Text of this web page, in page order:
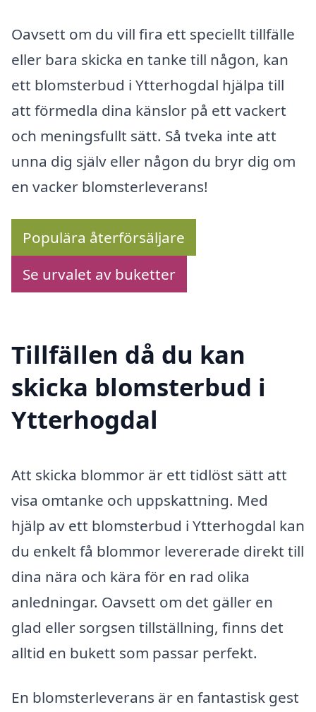
Oavsett om du vill fira ett speciellt tillfälle
eller bara skicka en tanke till någon, kan
ett blomsterbud i Ytterhogdal hjälpa till
att förmedla dina känslor på ett vackert
och meningsfullt sätt. Så tveka inte att
unna dig själv eller någon du bryr dig om
en vacker blomsterleverans!
Populära återförsäljare
Se urvalet av buketter
Tillfällen då du kan
skicka blomsterbud i
Ytterhogdal
Att skicka blommor är ett tidlöst sätt att
visa omtanke och uppskattning. Med
hjälp av ett blomsterbud i Ytterhogdal kan
du enkelt få blommor levererade direkt till
dina nära och kära för en rad olika
anledningar. Oavsett om det gäller en
glad eller sorgsen tillställning, finns det
alltid en bukett som passar perfekt.
En blomsterleverans är en fantastisk gest